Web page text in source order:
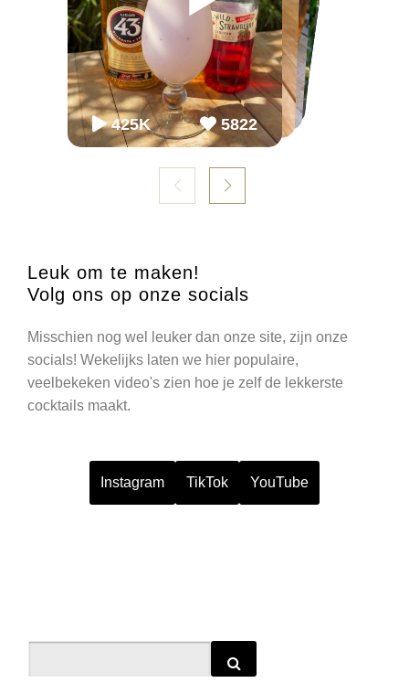
Leuk om te maken!
Volg ons op onze socials
Misschien nog wel leuker dan onze site, zijn onze
socials! Wekelijks laten we hier populaire,
veelbekeken video's zien hoe je zelf de lekkerste
cocktails maakt.
Instagram TikTok YouTube
425K 5822
98K 1099
86K 952
2.2M 54.3K
65K
2243
65K
868